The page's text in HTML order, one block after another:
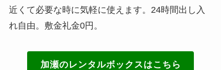
近くて必要な時に気軽に使えます。24時間出し入
れ自由。敷金礼金0円。
加瀬のレンタルボックスはこちら